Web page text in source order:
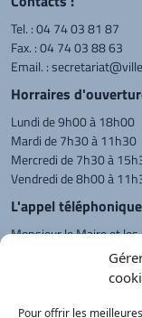
Pour offrir les
Tel. :04 74 03 81 87
Fax. : 04 74 03 88 63
Email. :
Horraires
Lundi de 9h00 à 18h00
Mardi de 7h30 à 11h30
Mercredi de 7h30 à
Vendredi de 8h00 à
L'appel
Monsieur le Maire et
reçoivent sur rendez-
Retour à l'accueil Actualités